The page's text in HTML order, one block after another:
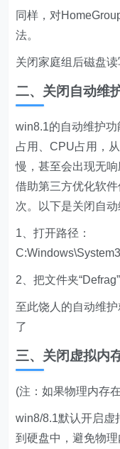
同样，对
法。
关闭家庭组后磁盘
二、关闭自动维
win8.1的自动维护
占用、CPU占用，
慢，甚至会出现无
借助第三方优化软
次。以下是关闭自
1、打开路径：
2、把文件夹
至此饶人的自动维
了
三、关闭虚拟内
(注：如果物理内存
win8/8.1默认开启虚
到硬盘中，避免物